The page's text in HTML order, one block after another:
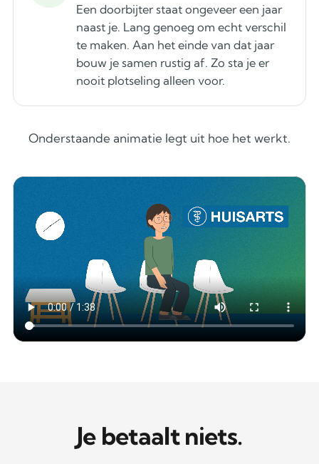
Een doorbijter staat ongeveer een jaar
naast je. Lang genoeg om echt verschil
te maken. Aan het einde van dat jaar
bouw je samen rustig af. Zo sta je er
nooit plotseling alleen voor.
Onderstaande animatie legt uit hoe het werkt.
Je betaalt niets.